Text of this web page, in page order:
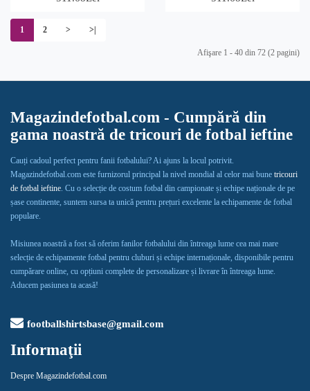
1 2 > >|
Afişare 1 - 40 din 72 (2 pagini)
Magazindefotbal.com - Cumpără din
gama noastră de tricouri de fotbal ieftine
Cauți cadoul perfect pentru fanii fotbalului? Ai ajuns la locul potrivit.
Magazindefotbal.com este furnizorul principal la nivel mondial al celor mai bune tricouri
de fotbal ieftine. Cu o selecție de costum fotbal din campionate și echipe naționale de pe
șase continente, suntem sursa ta unică pentru prețuri excelente la echipamente de fotbal
populare.
Misiunea noastră a fost să oferim fanilor fotbalului din întreaga lume cea mai mare
selecție de echipamente fotbal pentru cluburi și echipe internaționale, disponibile pentru
cumpărare online, cu opțiuni complete de personalizare și livrare în întreaga lume.
Aducem pasiunea ta acasă!
footballshirtsbase@gmail.com
Informaţii
Despre Magazindefotbal.com